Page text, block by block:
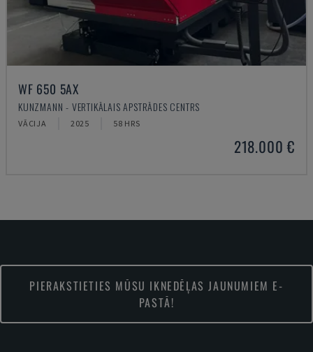
WF 650 5AX
KUNZMANN - VERTIKĀLAIS APSTRĀDES CENTRS
VĀCIJA 2025 58 HRS
218.000 €
PIERAKSTIETIES MŪSU IKNEDĒĻAS JAUNUMIEM E-
PASTĀ!